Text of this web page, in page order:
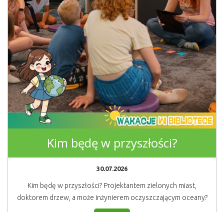
Kim będę w przyszłości?
30.07.2026
Kim będę w przyszłości? Projektantem zielonych miast,
doktorem drzew, a może inżynierem oczyszczającym oceany?